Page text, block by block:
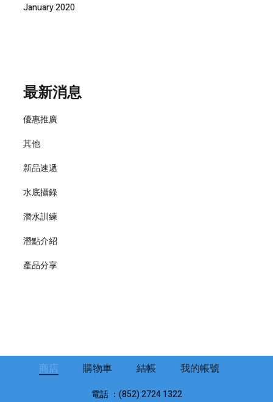
January 2020
最新消息
優惠推廣
其他
新品速遞
水底攝錄
潛水訓練
潛點介紹
產品分享
商店 購物車 結帳 我的帳號
電話 ：(852) 2724 1322